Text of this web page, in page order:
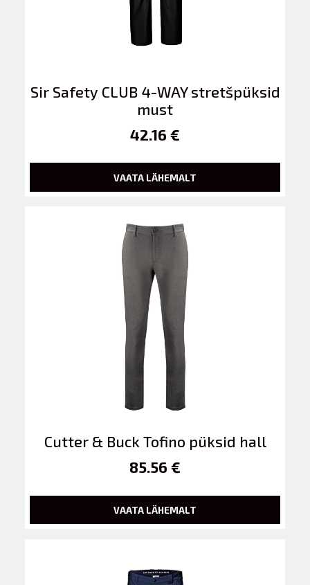
Sir Safety CLUB 4-WAY stretšpüksid
must
42.16 €
VAATA LÄHEMALT
Cutter & Buck Tofino püksid hall
85.56 €
VAATA LÄHEMALT